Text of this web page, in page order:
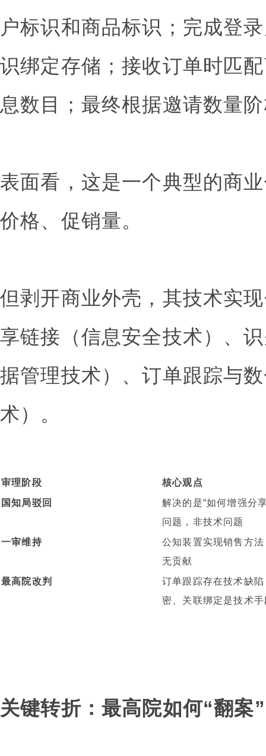
户标识和商品标识；完成登
识绑定存储；接收订单时匹
息数目；最终根据邀请数量
表面看，这是一个典型的商
价格、促销量。
但剥开商业外壳，其技术实
享链接（信息安全技术）、
据管理技术）、订单跟踪与
术）。
审理阶段
核心观点
国知局驳回
解决的是“如何增强分
问题，非技术问题
一审维持
公知装置实现销售方
无贡献
最高院改判
订单跟踪存在技术缺
密、关联绑定是技术手
关键转折：最高院如何“翻案